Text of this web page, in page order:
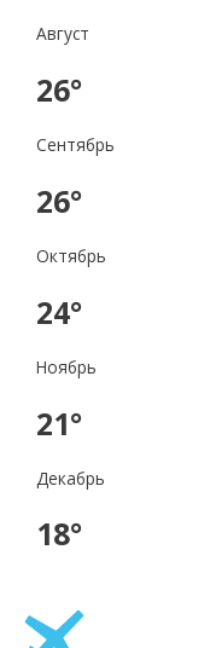
Август
26°
Сентябрь
26°
Октябрь
24°
Ноябрь
21°
Декабрь
18°